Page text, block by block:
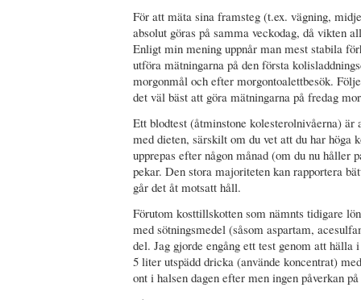
För att mäta sina framsteg (t.ex. vägning,
absolut göras på samma veckodag, då vikten
Enligt min mening uppnår man mest stabila
utföra mätningarna på den första
morgonmål och efter morgontoalettbesök.
det väl bäst att göra mätningarna på fredag
Ett blodtest (åtminstone kolesterolnivåerna)
med dieten, särskilt om du vet att du har höga
upprepas efter någon månad (om du nu håller
pekar. Den stora majoriteten kan rapportera
går det åt motsatt håll.
Förutom kosttillskotten som nämnts tidigare
med sötningsmedel (såsom aspartam,
del. Jag gjorde engång ett test genom att
5 liter utspädd dricka (använde koncentrat)
ont i halsen dagen efter men ingen påverkan